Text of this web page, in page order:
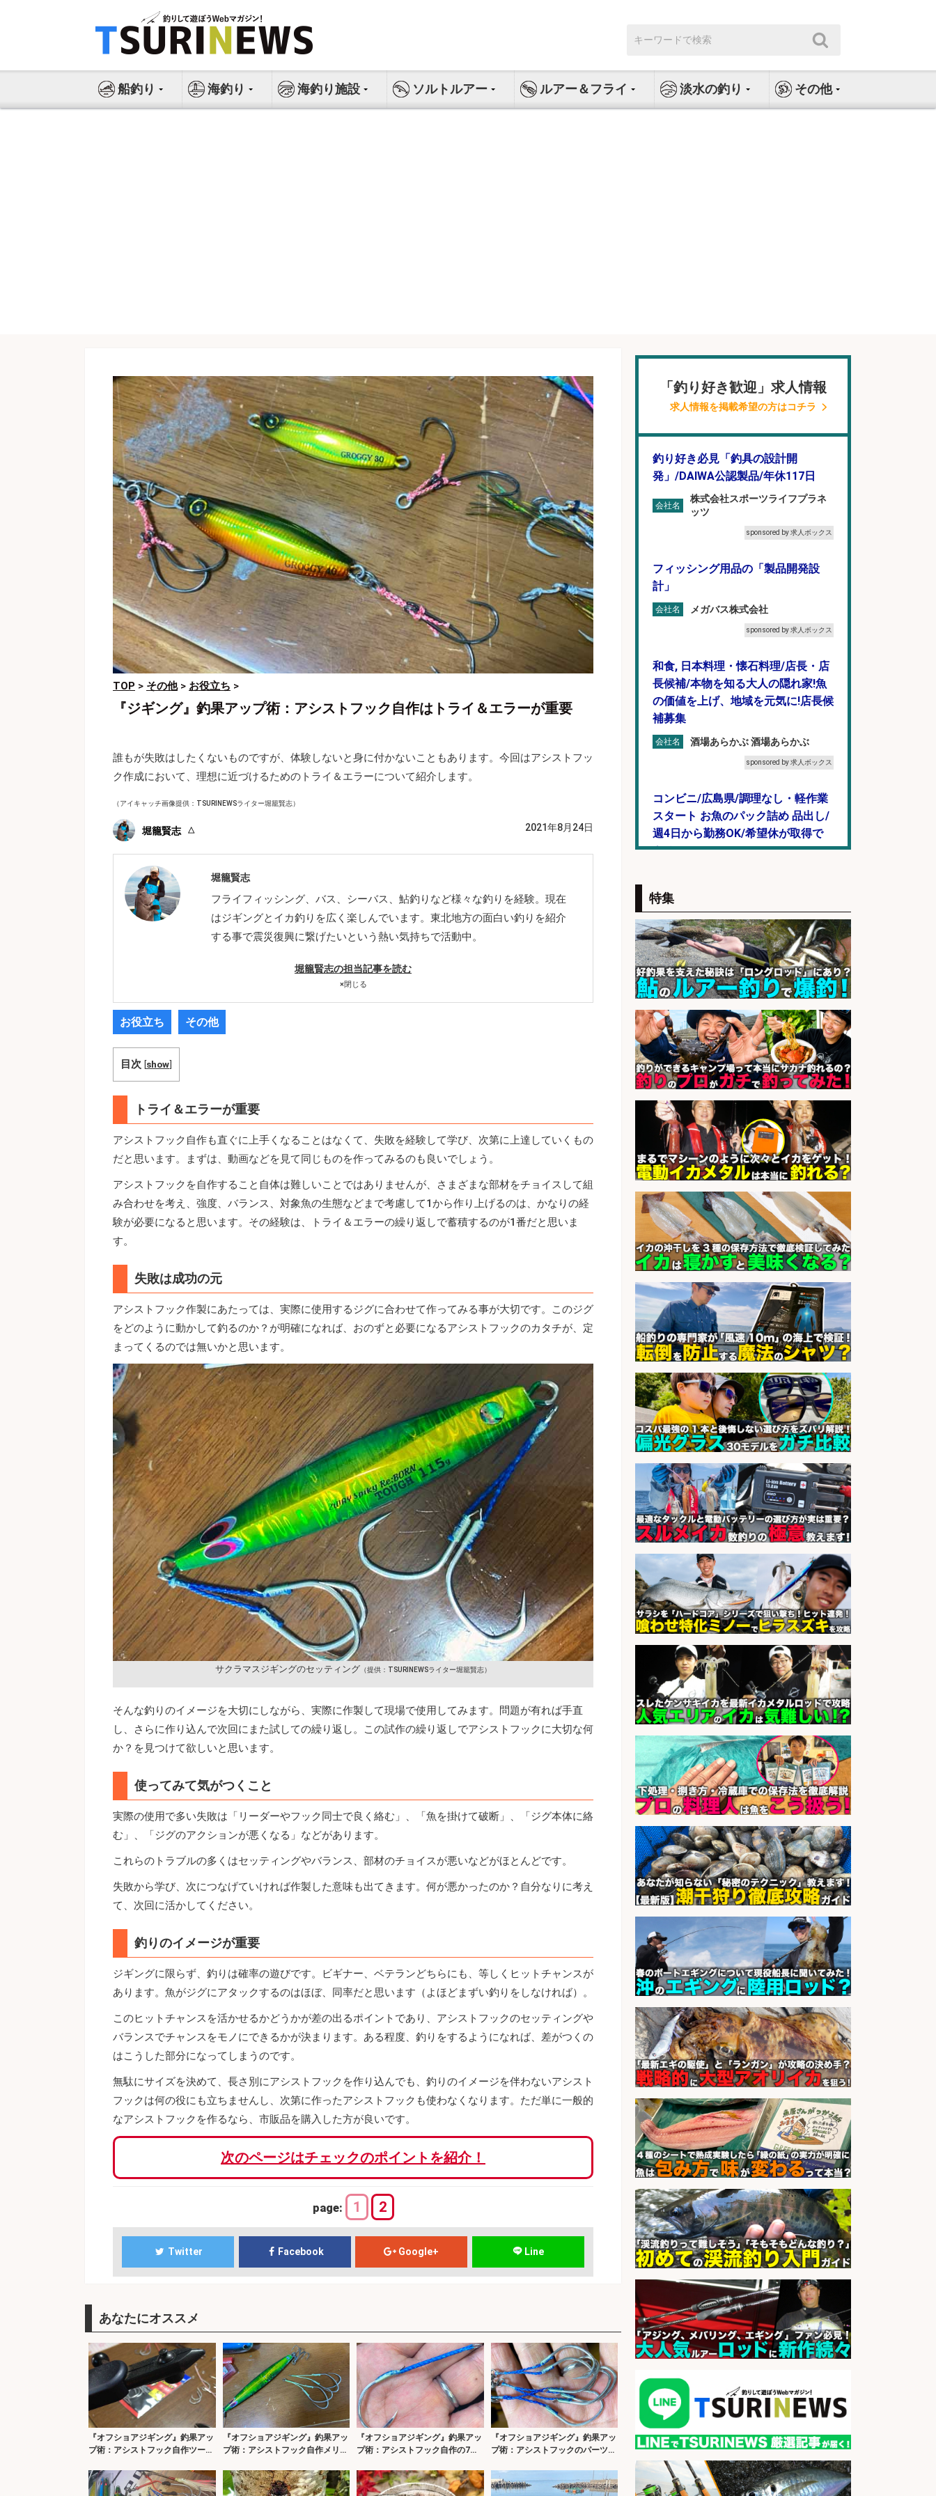
ス
索:
船釣り 海釣り 海釣り施設 ソルトルアー ルアー＆フライ 淡水の釣り その他
TOP > その他> お役立ち >
『ジギング』釣果アップ術：アシストフック自作はトライ＆エラーが重要
誰もが失敗はしたくないものですが、体験しないと身に付かないこともあります。今回はアシストフッ
ク作成において、理想に近づけるためのトライ＆エラーについて紹介します。
（アイキャッチ画像提供：TSURINEWSライター堀籠賢志）
堀籠賢志 2021年8月24日
堀籠賢志
フライフィッシング、バス、シーバス、鮎釣りなど様々な釣りを経験。現在
はジギングとイカ釣りを広く楽しんでいます。東北地方の面白い釣りを紹介
する事で震災復興に繋げたいという熱い気持ちで活動中。
堀籠賢志の担当記事を読む
×閉じる
お役立ち その他
目次 [show]
トライ＆エラーが重要
アシストフック自作も直ぐに上手くなることはなくて、失敗を経験して学び、次第に上達していくもの
だと思います。まずは、動画などを見て同じものを作ってみるのも良いでしょう。
アシストフックを自作すること自体は難しいことではありませんが、さまざまな部材をチョイスして組
み合わせを考え、強度、バランス、対象魚の生態などまで考慮して1から作り上げるのは、かなりの経
験が必要になると思います。その経験は、トライ＆エラーの繰り返しで蓄積するのが1番だと思いま
す。
失敗は成功の元
アシストフック作製にあたっては、実際に使用するジグに合わせて作ってみる事が大切です。このジグ
をどのように動かして釣るのか？が明確になれば、おのずと必要になるアシストフックのカタチが、定
まってくるのでは無いかと思います。
サクラマスジギングのセッティング （提供：TSURINEWSライター堀籠賢志）
そんな釣りのイメージを大切にしながら、実際に作製して現場で使用してみます。問題が有れば手直
し、さらに作り込んで次回にまた試しての繰り返し。この試作の繰り返しでアシストフックに大切な何
か？を見つけて欲しいと思います。
使ってみて気がつくこと
実際の使用で多い失敗は「リーダーやフック同士で良く絡む」、「魚を掛けて破断」、「ジグ本体に絡
む」、「ジグのアクションが悪くなる」などがあります。
これらのトラブルの多くはセッティングやバランス、部材のチョイスが悪いなどがほとんどです。
失敗から学び、次につなげていければ作製した意味も出てきます。何が悪かったのか？自分なりに考え
て、次回に活かしてください。
釣りのイメージが重要
ジギングに限らず、釣りは確率の遊びです。ビギナー、ベテランどちらにも、等しくヒットチャンスが
あります。魚がジグにアタックするのはほぼ、同率だと思います（よほどまずい釣りをしなければ）。
このヒットチャンスを活かせるかどうかが差の出るポイントであり、アシストフックのセッティングや
バランスでチャンスをモノにできるかが決まります。ある程度、釣りをするようになれば、差がつくの
はこうした部分になってしまうのです。
無駄にサイズを決めて、長さ別にアシストフックを作り込んでも、釣りのイメージを伴わないアシスト
フックは何の役にも立ちませんし、次第に作ったアシストフックも使わなくなります。ただ単に一般的
なアシストフックを作るなら、市販品を購入した方が良いです。
次のページはチェックのポイントを紹介！
page: 1 2
Twitter Facebook Google+ Line
あなたにオススメ
『オフショアジギング』釣果アッ
プ術：アシストフック自作ツール
『オフショアジギング』釣果アッ
プ術：アシストフック自作メリッ
『オフショアジギング』釣果アッ
プ術：アシストフック自作の7つ
『オフショアジギング』釣果アッ
プ術：アシストフックのパーツを
「釣り好き歓迎」求人情報
求人情報を掲載希望の方はコチラ
釣り好き必見「釣具の設計開
発」/DAIWA公認製品/年休117日
会社名
株式会社スポーツライフプラネ
ッツ
sponsored by 求人ボックス
フィッシング用品の「製品開発設
計」
会社名 メガバス株式会社
sponsored by 求人ボックス
和食, 日本料理・懐石料理/店長・店
長候補/本物を知る大人の隠れ家!魚
の価値を上げ、地域を元気に!店長候
補募集
会社名 酒場あらかぶ 酒場あらかぶ
sponsored by 求人ボックス
コンビニ/広島県/調理なし・軽作業
スタート お魚のパック詰め 品出し/
週4日から勤務OK/希望休が取得で
きる
福岡「現場監督」/釣り好き歓迎/残
業10時間/経験者歓迎
会社名 広松久水産株式会社
sponsored by 求人ボックス
魚をさばける方必見「鮮魚部門スタ
ッフ」/3つの働き方が選べる
会社名 株式会社旬
sponsored by 求人ボックス
和食, 居酒屋/調理見習い・調理補助/
新鮮な魚料理×おでんの和食居酒屋
の若手スタッフ
サカナのハチベエ 矢場町店
sponsored by 求人ボックス
製造「組立・加工」/釣り具部品の
製造企業にてNC旋盤加工機の操作
日勤寮完備
会社名 フジアルテ株式会社
sponsored by 求人ボックス
和食, 日本料理・懐石料理/店長・店
長候補/旬と手作りにこだわる!さか
なの価値を上げ、地域を元気に!店長
候補募集
会社名 博多 華吉 博多 華吉
sponsored by 求人ボックス
配達/ドライバー/ドライバー補助 魚
の梱包 年齢経験不問/完全週休2日で
最低月収33万円保証
株式会社ワイズ
sponsored by 求人ボックス
さらに求人情報を見る
特集